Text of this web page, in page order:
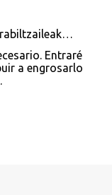
Entraré
a engrosarlo